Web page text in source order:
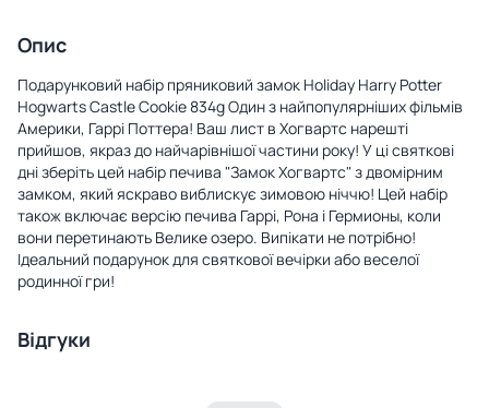
Опис
Подарунковий набір пряниковий замок Holiday Harry Potter
Hogwarts Castle Cookie 834g Один з найпопулярніших фільмів
Америки, Гаррі Поттера! Ваш лист в Хогвартс нарешті
прийшов, якраз до найчарівнішої частини року! У ці святкові
дні зберіть цей набір печива "Замок Хогвартс" з двомірним
замком, який яскраво виблискує зимовою ніччю! Цей набір
також включає версію печива Гаррі, Рона і Гермионы, коли
вони перетинають Велике озеро. Випікати не потрібно!
Ідеальний подарунок для святкової вечірки або веселої
родинної гри!
Відгуки